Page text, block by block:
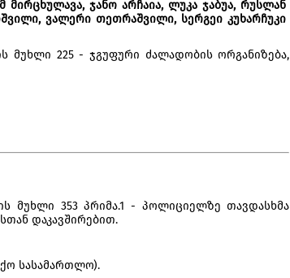
მირცხულავა, ჯანო არჩაია, ლუკა ჯაბუა, რუსლან
ვალერი თეთრაშვილი, სერგეი კუხარჩუკი
მუხლი 225 - ჯგუფური ძალადობის ორგანიზება,
მუხლი 353 პრიმა.1 - პოლიციელზე თავდასხმა
დაკავშირებით.
სასამართლო).